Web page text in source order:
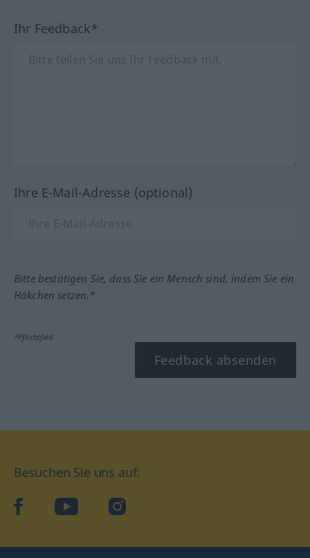
Ihr Feedback*
Ihre E-Mail-Adresse (optional)
Bitte bestätigen Sie, dass Sie ein Mensch sind, indem Sie ein
Häkchen setzen.*
*Pflichtfeld
Feedback absenden
Besuchen Sie uns auf:
facebookYouTube Instagram